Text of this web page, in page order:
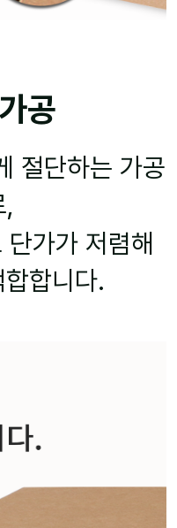
공
절단하는 가공
,
가가 저렴해
합니다.